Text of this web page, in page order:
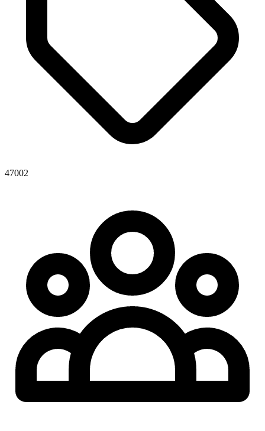
47002